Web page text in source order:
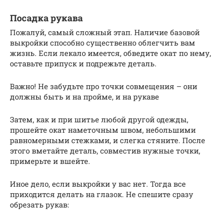
Посадка рукава
Пожалуй, самый сложный этап. Наличие базовой
выкройки способно существенно облегчить вам
жизнь. Если лекало имеется, обведите окат по нему,
оставьте припуск и подрежьте деталь.
Важно! Не забудьте про точки совмещения – они
должны быть и на пройме, и на рукаве
Затем, как и при шитье любой другой одежды,
прошейте окат наметочным швом, небольшими
равномерными стежками, и слегка стяните. После
этого вметайте деталь, совместив нужные точки,
примерьте и вшейте.
Иное дело, если выкройки у вас нет. Тогда все
приходится делать на глазок. Не спешите сразу
обрезать рукав: